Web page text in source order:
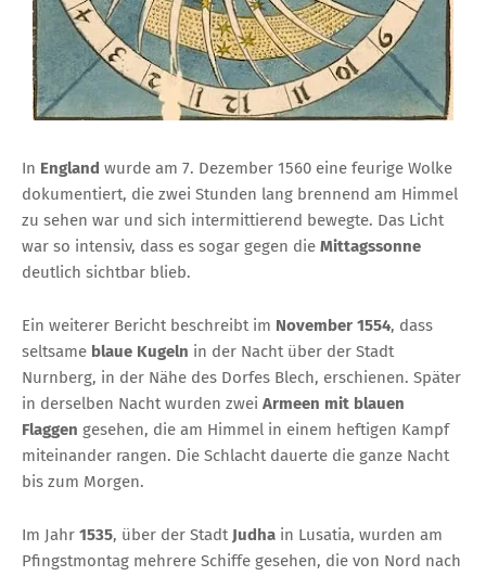
In England wurde am 7. Dezember 1560 eine feurige Wolke
dokumentiert, die zwei Stunden lang brennend am Himmel
zu sehen war und sich intermittierend bewegte. Das Licht
war so intensiv, dass es sogar gegen die Mittagssonne
deutlich sichtbar blieb.
Ein weiterer Bericht beschreibt im November 1554, dass
seltsame blaue Kugeln in der Nacht über der Stadt
Nurnberg, in der Nähe des Dorfes Blech, erschienen. Später
in derselben Nacht wurden zwei Armeen mit blauen
Flaggen gesehen, die am Himmel in einem heftigen Kampf
miteinander rangen. Die Schlacht dauerte die ganze Nacht
bis zum Morgen.
Im Jahr 1535, über der Stadt Judha in Lusatia, wurden am
Pfingstmontag mehrere Schiffe gesehen, die von Nord nach